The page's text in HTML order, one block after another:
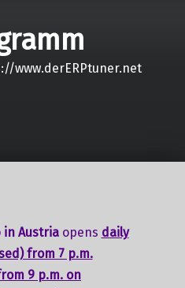
www.derERPtuner.net
in Austria opens daily
from 7 p.m.
9 p.m. on